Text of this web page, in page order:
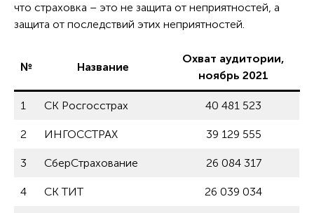
что страховка – это не защита от неприятностей, а
защита от последствий этих неприятностей.
№ Название
Охват аудитории,
ноябрь 2021
1 СК Росгосстрах 40 481 523
2 ИНГОССТРАХ 39 129 555
3 СберСтрахование 26 084 317
4 СК ТИТ 26 039 034